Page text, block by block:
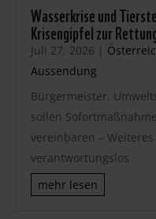
Wasserkrise und
Krisengipfel zur
Juli 27, 2026 |
Aussendung
Bürgermeister,
sollen
vereinbaren –
verantwortungslos
mehr lesen